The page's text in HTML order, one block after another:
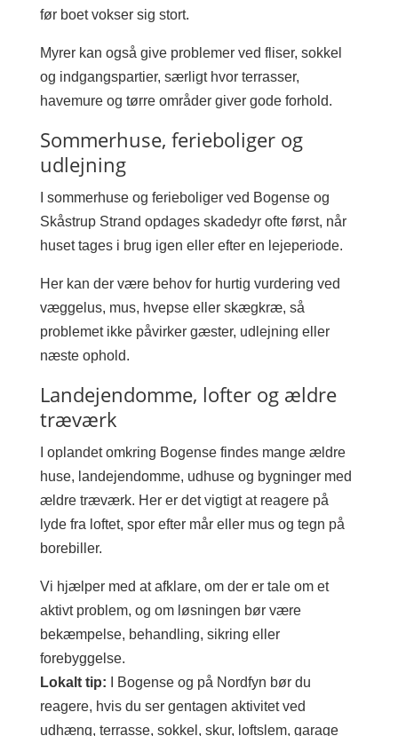
før boet vokser sig stort.
Myrer kan også give problemer ved fliser, sokkel
og indgangspartier, særligt hvor terrasser,
havemure og tørre områder giver gode forhold.
Sommerhuse, ferieboliger og
udlejning
I sommerhuse og ferieboliger ved Bogense og
Skåstrup Strand opdages skadedyr ofte først, når
huset tages i brug igen eller efter en lejeperiode.
Her kan der være behov for hurtig vurdering ved
væggelus, mus, hvepse eller skægkræ, så
problemet ikke påvirker gæster, udlejning eller
næste ophold.
Landejendomme, lofter og ældre
træværk
I oplandet omkring Bogense findes mange ældre
huse, landejendomme, udhuse og bygninger med
ældre træværk. Her er det vigtigt at reagere på
lyde fra loftet, spor efter mår eller mus og tegn på
borebiller.
Vi hjælper med at afklare, om der er tale om et
aktivt problem, og om løsningen bør være
bekæmpelse, behandling, sikring eller
forebyggelse.
Lokalt tip: I Bogense og på Nordfyn bør du
reagere, hvis du ser gentagen aktivitet ved
udhæng, terrasse, sokkel, skur, loftslem, garage